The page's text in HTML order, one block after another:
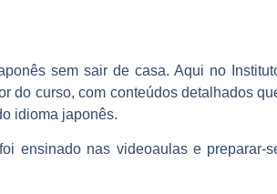
sem sair de casa. Aqui no
do curso, com conteúdos detalhados
idioma japonês.
ensinado nas videoaulas e preparar-